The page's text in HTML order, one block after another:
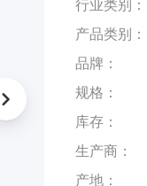
行业类别：
产品类别：
品牌：
规格：
库存：
生产商：
产地：